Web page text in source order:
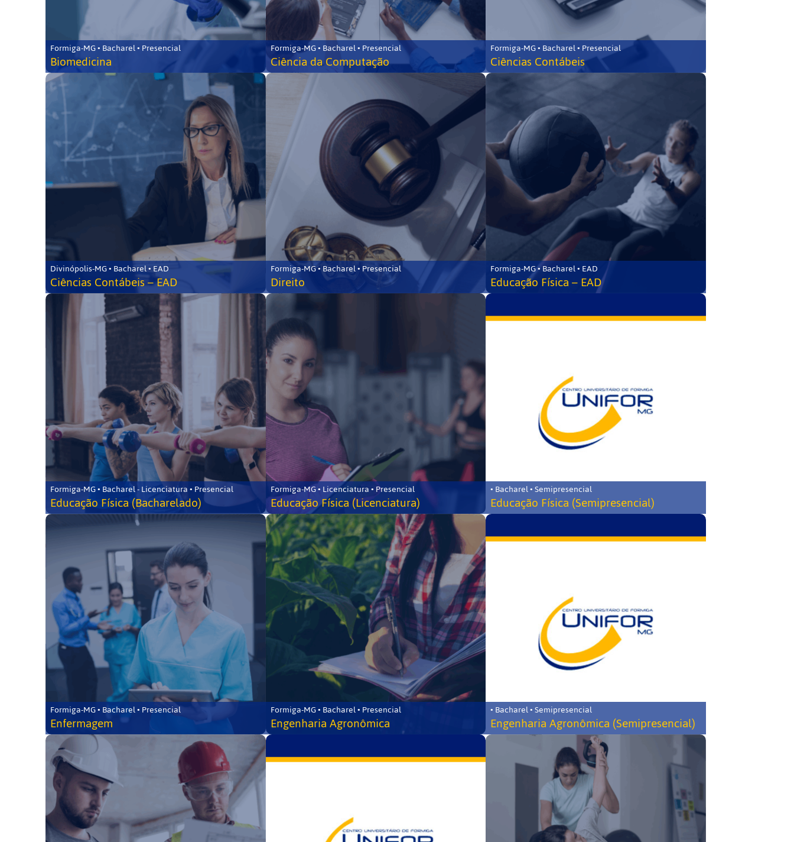
Formiga-MG • Bacharel • Presencial
Biomedicina
Formiga-MG • Bacharel • Presencial
Ciência da Computação
Formiga-MG • Bacharel • Presencial
Ciências Contábeis
Divinópolis-MG • Bacharel • EAD
Ciências Contábeis – EAD
Formiga-MG • Bacharel • Presencial
Direito
Formiga-MG • Bacharel • EAD
Educação Física – EAD
Formiga-MG • Bacharel - Licenciatura • Presencial
Educação Física (Bacharelado)
Formiga-MG • Licenciatura • Presencial
Educação Física (Licenciatura)
• Bacharel • Semipresencial
Educação Física (Semipresencial)
Formiga-MG • Bacharel • Presencial
Enfermagem
Formiga-MG • Bacharel • Presencial
Engenharia Agronômica
• Bacharel • Semipresencial
Engenharia Agronômica (Semipresencial)